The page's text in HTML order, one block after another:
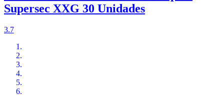
Supersec XXG 30 Unidades
3.7